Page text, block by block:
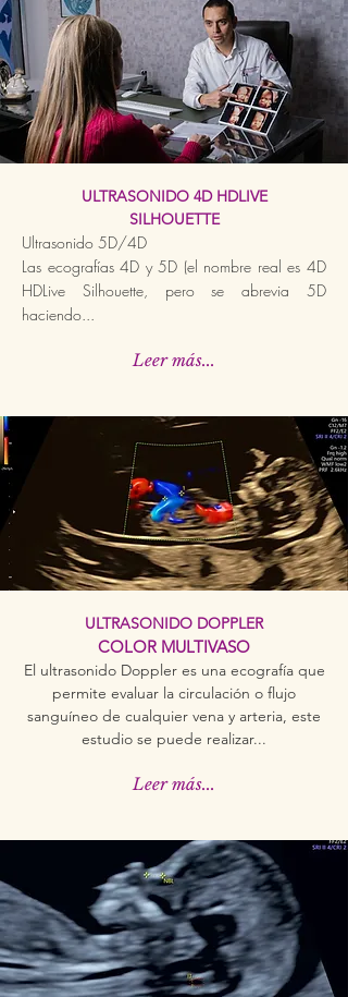
ULTRASONIDO 4D HDLIVE
SILHOUETTE
Ultrasonido 5D/4D
Las ecografías 4D y 5D (el nombre real es 4D
HDLive Silhouette, pero se abrevia 5D
haciendo...
Leer más...
ULTRASONIDO DOPPLER
COLOR MULTIVASO
El ultrasonido Doppler es una ecografía que
permite evaluar la circulación o flujo
sanguíneo de cualquier vena y arteria, este
estudio se puede realizar...
Leer más...